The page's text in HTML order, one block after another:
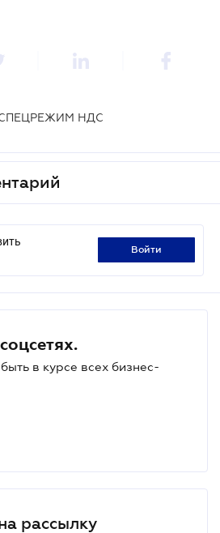
НДС
войти
в курсе всех бизнес-
рассылку